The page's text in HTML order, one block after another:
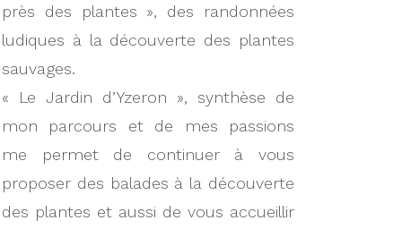
près des plantes », des randonnées
ludiques à la découverte des plantes
sauvages.
« Le Jardin d’Yzeron », synthèse de
mon parcours et de mes passions
me permet de continuer à vous
proposer des balades à la découverte
des plantes et aussi de vous accueillir